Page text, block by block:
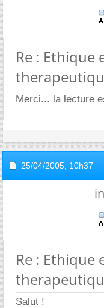
Re : Ethique
Merci... la lecture
25/04/2005, 10h37
Re : Ethique
Salut !